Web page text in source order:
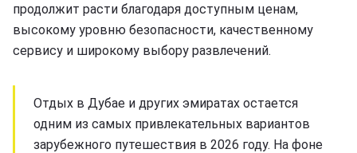
продолжит расти благодаря доступным ценам,
высокому уровню безопасности, качественному
сервису и широкому выбору развлечений.
Отдых в Дубае и других эмиратах остается
одним из самых привлекательных вариантов
зарубежного путешествия в 2026 году. На фоне